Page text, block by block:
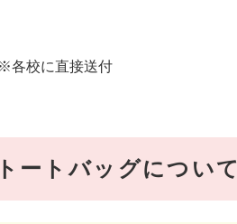
各校に直接送付
ートバッグについて